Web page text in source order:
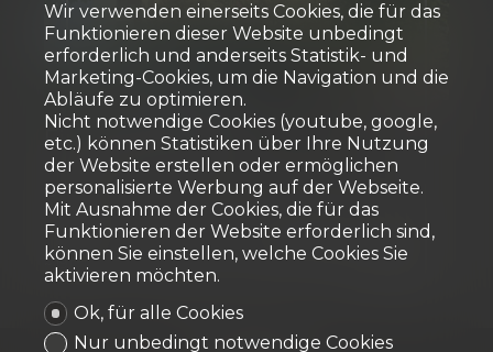
Verkauft
Einfamilienhaus
Grolley
~ 191.5 m² ~ 916 m² 8.5 7 2009
Wir verwenden einerseits Cookies, die für das
Funktionieren dieser Website unbedingt
erforderlich und anderseits Statistik- und
Marketing-Cookies, um die Navigation und die
Abläufe zu optimieren.
Nicht notwendige Cookies (youtube, google,
etc.) können Statistiken über Ihre Nutzung
der Website erstellen oder ermöglichen
personalisierte Werbung auf der Webseite.
Mit Ausnahme der Cookies, die für das
Funktionieren der Website erforderlich sind,
können Sie einstellen, welche Cookies Sie
aktivieren möchten.
Ok, für alle Cookies
Nur unbedingt notwendige Cookies